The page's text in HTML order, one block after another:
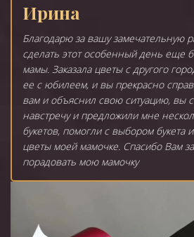
Ирина
Благодарю за вашу замечательную
сделать этот особенный день еще
мамы. Заказала цветы с другого
ее с юбилеем, и вы прекрасно
вам и объяснил свою ситуацию, вы
навстречу и предложили мне
букетов, помогли с выбором букета
цветы моей мамочке. Спасибо Вам
порадовать мою мамочку